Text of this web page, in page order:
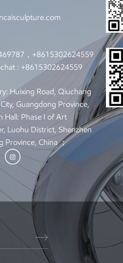
，+8615302624559
: +8615302624559
Huixing Road, Qiuchang
Guangdong Province,
Hall: Phase I of Art
Luohu District, Shenzhen
Province, China ；